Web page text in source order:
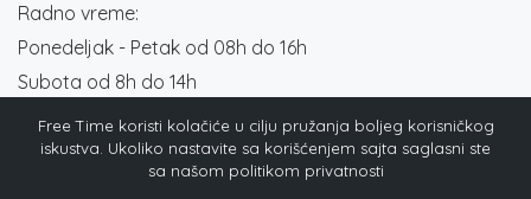
Radno vreme:
Ponedeljak - Petak od 08h do 16h
Subota od 8h do 14h
Društvene mreže
Free Time koristi kolačiće u cilju pružanja boljeg korisničkog
iskustva. Ukoliko nastavite sa korišćenjem sajta saglasni ste
sa našom politikom privatnosti